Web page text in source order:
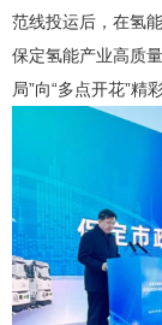
范线投运后，在氢
保定氢能产业高质
局”向“多点开花”精